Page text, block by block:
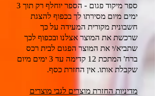
ספר מיקוד פגום - הספר יוחלף רק תוך 3
ימים מיום מסירתו לך בכפוף להצגת
חשבונית מקורית המעידה על כך
שרכשת את המוצר אצלנו ובכפוף לכך
שתביא/י את המוצר הפגום לבית רכס
ברח' המתכת 12 קדימה עד 3 ימים מיום
שקבלת אותו. אין החזרת כסף.
מדיניות החזרת מוצרים לגבי מוצרים